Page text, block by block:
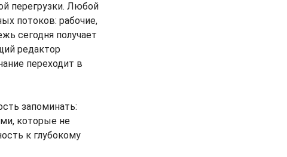
перегрузки. Любой
потоков: рабочие,
сегодня получает
редактор
переходит в
запоминать:
которые не
к глубокому